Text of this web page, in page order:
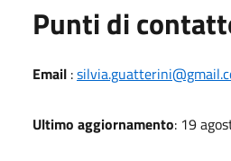
Punti di
Email :
Ultimo aggiornamento: 19